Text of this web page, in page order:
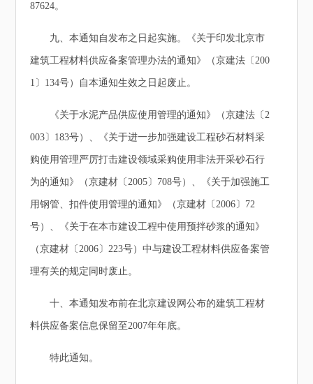
87624。
九、本通知自发布之日起实施。《关于印发北京市
建筑工程材料供应备案管理办法的通知》（京建法〔200
1〕134号）自本通知生效之日起废止。
《关于水泥产品供应使用管理的通知》（京建法〔2
003〕183号）、《关于进一步加强建设工程砂石材料采
购使用管理严厉打击建设领域采购使用非法开采砂石行
为的通知》（京建材〔2005〕708号）、《关于加强施工
用钢管、扣件使用管理的通知》（京建材〔2006〕72
号）、《关于在本市建设工程中使用预拌砂浆的通知》
（京建材〔2006〕223号）中与建设工程材料供应备案管
理有关的规定同时废止。
十、本通知发布前在北京建设网公布的建筑工程材
料供应备案信息保留至2007年年底。
特此通知。